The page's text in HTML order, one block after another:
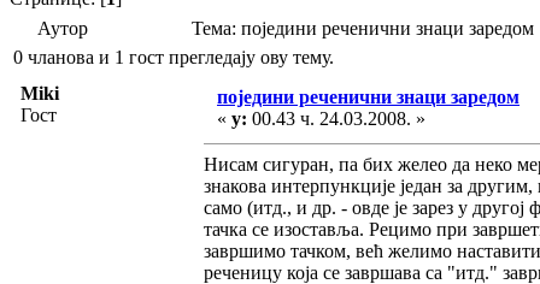
Аутор
Тема: поједини реченични знаци
0 чланова и 1 гост прегледају ову тему.
Miki
Гост
поједини реченични знаци заредом
« у: 00.43 ч. 24.03.2008. »
Нисам сигуран, па бих желео да неко
знакова интерпункције један за
само (итд., и др. - овде је зарез у другој
тачка се изоставља. Рецимо при
завршимо тачком, већ желимо
реченицу која се завршава са "итд."